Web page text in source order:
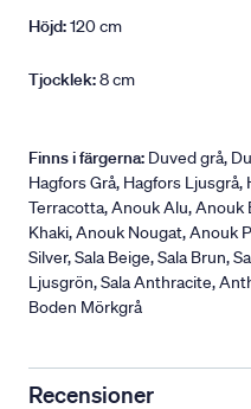
Höjd:120 cm
Tjocklek:8 cm
Finns i färgerna: Duved grå,
Hagfors Grå, Hagfors
Terracotta, Anouk Alu, Anouk
Khaki, Anouk Nougat, Anouk
Silver, Sala Beige, Sala Brun,
Ljusgrön, Sala Anthracite,
Boden Mörkgrå
Recensioner